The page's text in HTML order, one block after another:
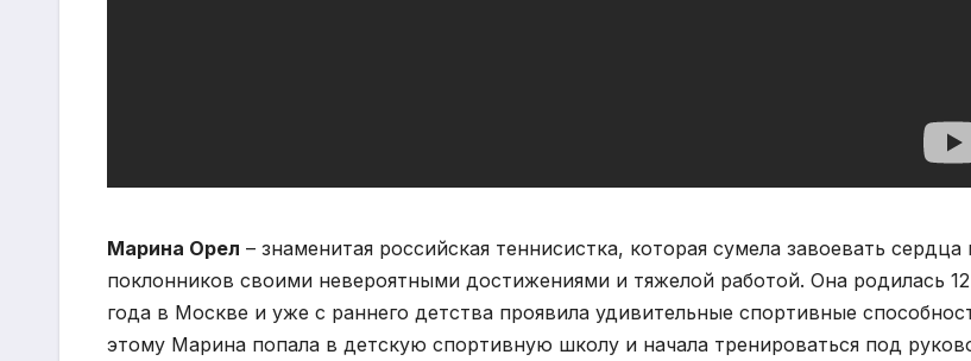
Марина Орел – знаменитая российская теннисистка, которая сумела завоевать
поклонников своими невероятными достижениями и тяжелой работой. Она родилась 12
года в Москве и уже с раннего детства проявила удивительные спортивные
этому Марина попала в детскую спортивную школу и начала тренироваться под